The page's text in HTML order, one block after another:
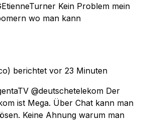
Kein Problem mein
wo man kann
berichtet vor 23 Minuten
@deutschetelekom Der
ist Mega. Über Chat kann man
Keine Ahnung warum man